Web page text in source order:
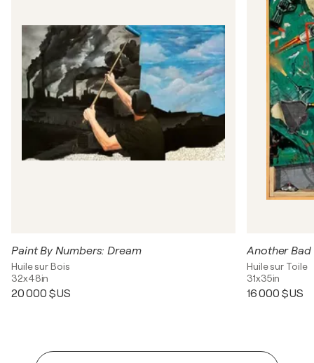
Paint By Numbers: Dream
Huile sur Bois
32x48in
20 000 $US
Another Bad
Huile sur Toile
31x35in
16 000 $US